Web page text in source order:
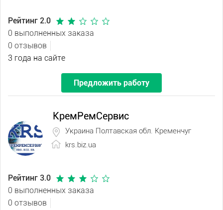
Рейтинг 2.0
0 выполненных заказа
0 отзывов
3 года на сайте
Предложить работу
КремРемСервис
Украина Полтавская обл. Кременчуг
krs.biz.ua
Рейтинг 3.0
0 выполненных заказа
0 отзывов